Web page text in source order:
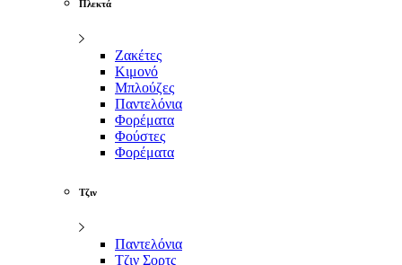
Πλεκτά
Ζακέτες
Κιμονό
Μπλούζες
Παντελόνια
Φορέματα
Φούστες
Φορέματα
Τζιν
Παντελόνια
Τζιν Σορτς